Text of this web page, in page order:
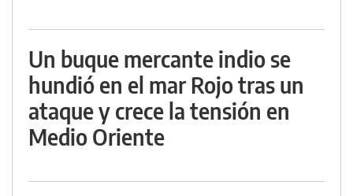
Un buque mercante indio se
hundió en el mar Rojo tras un
ataque y crece la tensión en
Medio Oriente